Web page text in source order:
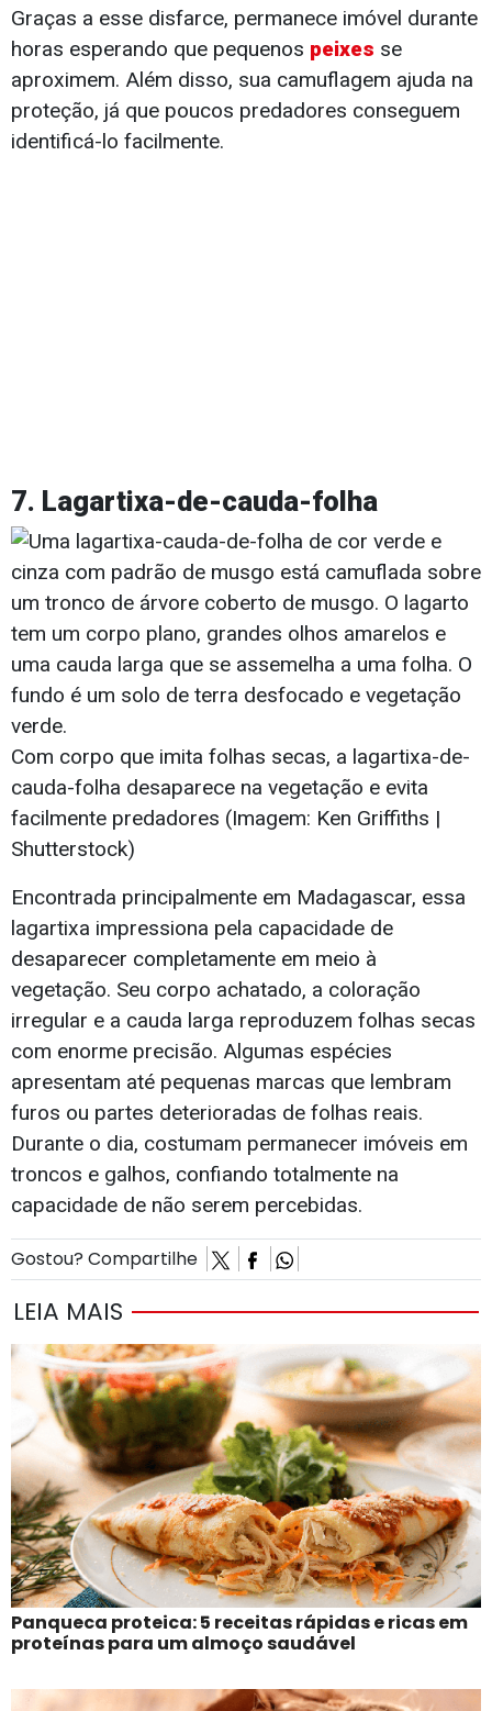
Graças a esse disfarce, permanece imóvel durante
horas esperando que pequenos peixes se
aproximem. Além disso, sua camuflagem ajuda na
proteção, já que poucos predadores conseguem
identificá-lo facilmente.
7. Lagartixa-de-cauda-folha
Com corpo que imita folhas secas, a lagartixa-de-
cauda-folha desaparece na vegetação e evita
facilmente predadores (Imagem: Ken Griffiths |
Shutterstock)
Encontrada principalmente em Madagascar, essa
lagartixa impressiona pela capacidade de
desaparecer completamente em meio à
vegetação. Seu corpo achatado, a coloração
irregular e a cauda larga reproduzem folhas secas
com enorme precisão. Algumas espécies
apresentam até pequenas marcas que lembram
furos ou partes deterioradas de folhas reais.
Durante o dia, costumam permanecer imóveis em
troncos e galhos, confiando totalmente na
capacidade de não serem percebidas.
Gostou? Compartilhe
LEIA MAIS
Panqueca proteica: 5 receitas rápidas e ricas em
proteínas para um almoço saudável